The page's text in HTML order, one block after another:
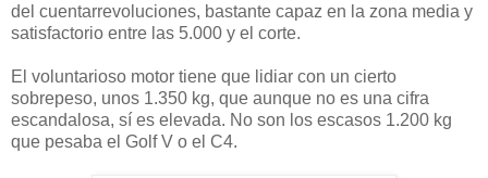
del cuentarrevoluciones, bastante capaz en la zona media y
satisfactorio entre las 5.000 y el corte.
El voluntarioso motor tiene que lidiar con un cierto
sobrepeso, unos 1.350 kg, que aunque no es una cifra
escandalosa, sí es elevada. No son los escasos 1.200 kg
que pesaba el Golf V o el C4.